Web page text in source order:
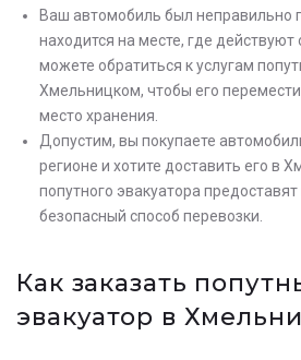
Ваш автомобиль был неправильно
находится на месте, где действуют
можете обратиться к услугам
Хмельницком, чтобы его
место хранения.
Допустим, вы покупаете
регионе и хотите доставить его в
попутного эвакуатора
безопасный способ перевозки.
Как заказать
эвакуатор в